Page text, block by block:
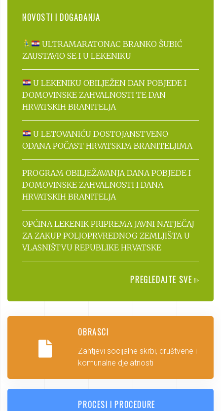
NOVOSTI I DOGAĐANJA
ULTRAMARATONAC BRANKO ŠUBIĆ
ZAUSTAVIO SE I U LEKENIKU
U LEKENIKU OBILJEŽEN DAN POBJEDE I
DOMOVINSKE ZAHVALNOSTI TE DAN
HRVATSKIH BRANITELJA
U LETOVANIĆU DOSTOJANSTVENO
ODANA POČAST HRVATSKIM BRANITELJIMA
PROGRAM OBILJEŽAVANJA DANA POBJEDE I
DOMOVINSKE ZAHVALNOSTI I DANA
HRVATSKIH BRANITELJA
OPĆINA LEKENIK PRIPREMA JAVNI NATJEČAJ
ZA ZAKUP POLJOPRVREDNOG ZEMLJIŠTA U
VLASNIŠTVU REPUBLIKE HRVATSKE
PREGLEDAJTE SVE
OBRASCI
Zahtjevi socijalne skrbi, društvene i
komunalne djelatnosti
PROCESI I PROCEDURE